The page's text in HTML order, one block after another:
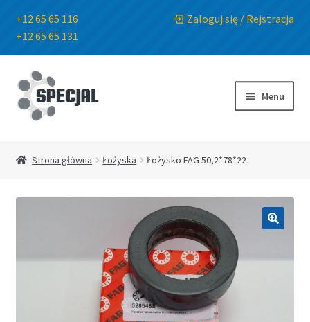
+12 65 65 116
+12 65 65 131
Zaloguj się / Rejstracja
Przejdź
do
nawigacji
Przejdź
do
treści
Menu
Strona główna Łożyska Łożysko FAG 50,2*78*22